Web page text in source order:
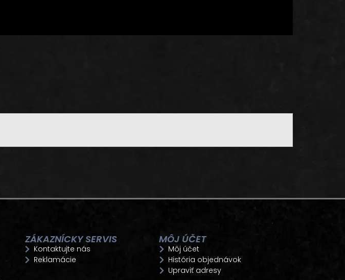
ZÁKAZNÍCKY SERVIS
Kontaktujte nás
Reklamácie
MÔJ ÚČET
Môj účet
História objednávok
Upraviť adresy